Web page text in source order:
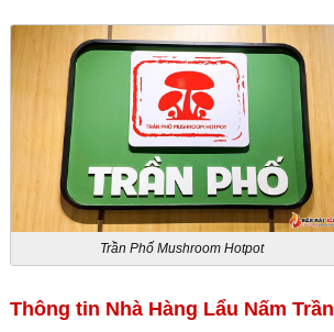
Trần Phố Mushroom Hotpot
Thông tin Nhà Hàng Lẩu Nấm Trần